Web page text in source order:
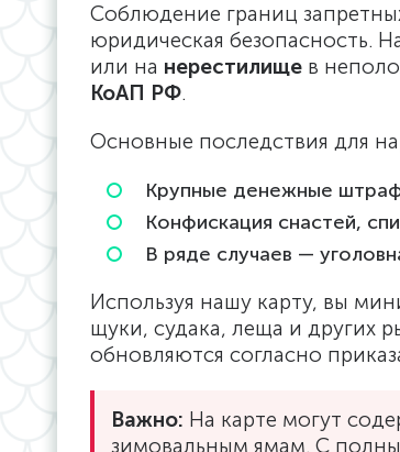
Соблюдение границ
юридическая безопасность.
или на нерестилище в
КоАП РФ.
Основные последствия для
Крупные денежные
Конфискация снастей,
В ряде случаев —
Используя нашу карту, вы
щуки, судака, леща и других
обновляются согласно
Важно: На карте могут
зимовальным ямам. С